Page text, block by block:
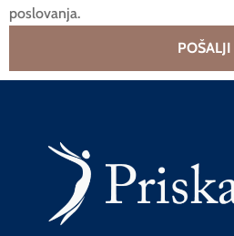
poslovanja.
POŠALJI